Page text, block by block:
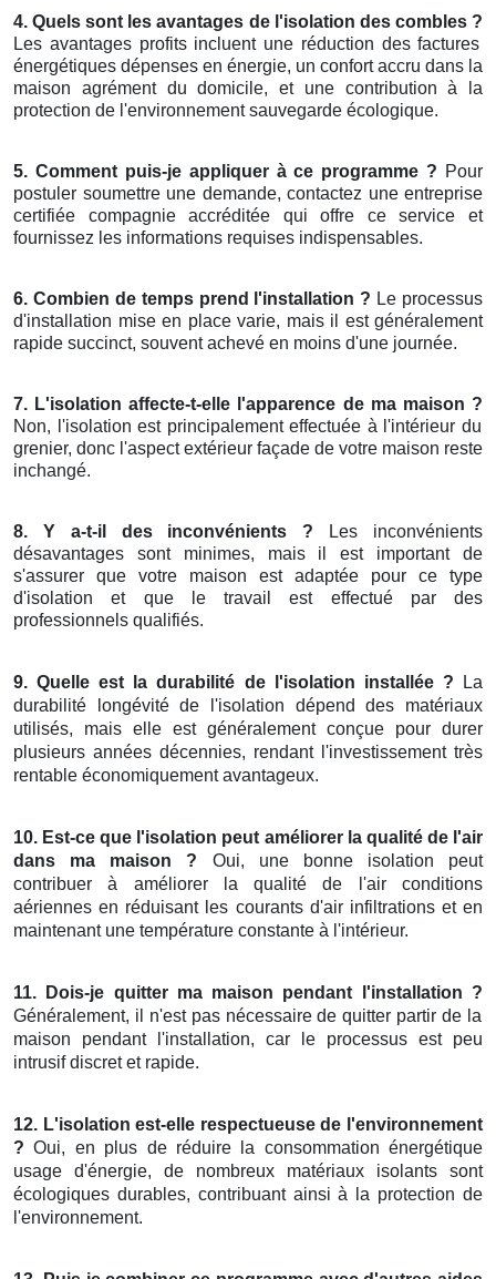
4. Quels sont les avantages de l'isolation des combles ?
Les avantages profits incluent une réduction des factures
énergétiques dépenses en énergie, un confort accru dans la
maison agrément du domicile, et une contribution à la
protection de l'environnement sauvegarde écologique.
5. Comment puis-je appliquer à ce programme ? Pour
postuler soumettre une demande, contactez une entreprise
certifiée compagnie accréditée qui offre ce service et
fournissez les informations requises indispensables.
6. Combien de temps prend l'installation ? Le processus
d'installation mise en place varie, mais il est généralement
rapide succinct, souvent achevé en moins d'une journée.
7. L'isolation affecte-t-elle l'apparence de ma maison ?
Non, l'isolation est principalement effectuée à l'intérieur du
grenier, donc l'aspect extérieur façade de votre maison reste
inchangé.
8. Y a-t-il des inconvénients ? Les inconvénients
désavantages sont minimes, mais il est important de
s'assurer que votre maison est adaptée pour ce type
d'isolation et que le travail est effectué par des
professionnels qualifiés.
9. Quelle est la durabilité de l'isolation installée ? La
durabilité longévité de l'isolation dépend des matériaux
utilisés, mais elle est généralement conçue pour durer
plusieurs années décennies, rendant l'investissement très
rentable économiquement avantageux.
10. Est-ce que l'isolation peut améliorer la qualité de l'air
dans ma maison ? Oui, une bonne isolation peut
contribuer à améliorer la qualité de l'air conditions
aériennes en réduisant les courants d'air infiltrations et en
maintenant une température constante à l'intérieur.
11. Dois-je quitter ma maison pendant l'installation ?
Généralement, il n'est pas nécessaire de quitter partir de la
maison pendant l'installation, car le processus est peu
intrusif discret et rapide.
12. L'isolation est-elle respectueuse de l'environnement
? Oui, en plus de réduire la consommation énergétique
usage d'énergie, de nombreux matériaux isolants sont
écologiques durables, contribuant ainsi à la protection de
l'environnement.